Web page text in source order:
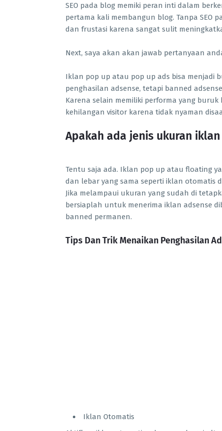
SEO pada blog memiki peran inti dalam
pertama kali membangun blog. Tanpa SEO
dan frustasi karena sangat sulit
Next, saya akan akan jawab pertanyaan
Iklan pop up atau pop up ads bisa menjadi
penghasilan adsense, tetapi banned
Karena selain memiliki performa yang
kehilangan visitor karena tidak nyaman
Apakah ada jenis ukuran
Tentu saja ada. Iklan pop up atau floating
dan lebar yang sama seperti iklan otomatis
Jika melampaui ukuran yang sudah di
bersiaplah untuk menerima iklan adsense
banned permanen.
Tips Dan Trik Menaikan Penghasilan
Iklan Otomatis